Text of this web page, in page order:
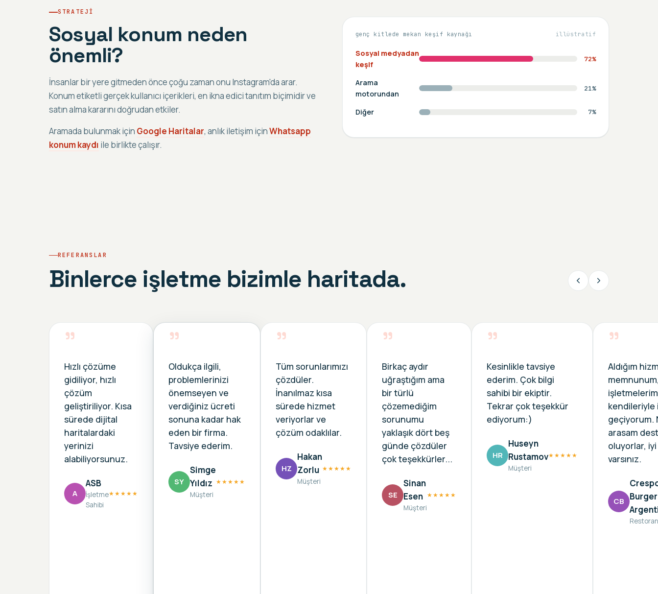
STRATEJI
Sosyal konum neden
önemli?
İnsanlar bir yere gitmeden önce çoğu zaman onu Instagram'da arar.
Konum etiketli gerçek kullanıcı içerikleri, en ikna edici tanıtım biçimidir ve
satın alma kararını doğrudan etkiler.
Aramada bulunmak için Google Haritalar, anlık iletişim içinWhatsapp
konum kaydı ile birlikte çalışır.
genç kitlede mekan keşif kaynağı illüstratif
Sosyal medyadan
keşif
72%
Arama
motorundan
21%
Diğer 7%
REFERANSLAR
Binlerce işletme bizimle haritada.
”
Hızlı çözüme
gidiliyor, hızlı
çözüm
geliştiriliyor. Kısa
sürede dijital
haritalardaki
yerinizi
alabiliyorsunuz.
A
ASB
İşletme
Sahibi
★★★★★
”
Oldukça ilgili,
problemlerinizi
önemseyen ve
verdiğiniz ücreti
sonuna kadar hak
eden bir firma.
Tavsiye ederim.
SY
Simge
Yıldız
Müşteri
★★★★★
”
Tüm sorunlarımızı
çözdüler.
İnanılmaz kısa
sürede hizmet
veriyorlar ve
çözüm odaklılar.
HZ
Hakan
Zorlu
Müşteri
★★★★★
”
Birkaç aydır
uğraştığım ama
bir türlü
çözemediğim
sorunumu
yaklaşık dört beş
günde çözdüler
çok teşekkürler...
SE
Sinan
Esen
Müşteri
★★★★★
”
Kesinlikle tavsiye
ederim. Çok bilgi
sahibi bir ekiptir.
Tekrar çok teşekkür
ediyorum:)
HR
Huseyn
Rustamov
Müşteri
★★★★★
”
Aldığım
kendileriyle
geçiyorum.
arasam
oluyorlar,
varsınız.
CB
Burger
Restoran